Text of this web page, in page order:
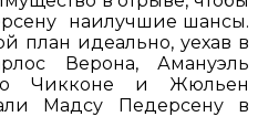
наилучшие шансы.
план идеально, уехав в
Верона, Амануэль
Чикконе и Жюльен
Мадсу Педерсену в